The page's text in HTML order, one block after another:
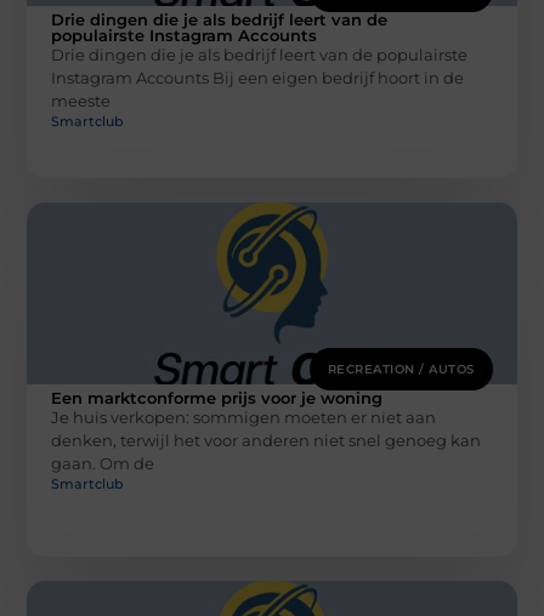
Drie dingen die je als bedrijf leert van de
populairste Instagram Accounts
Drie dingen die je als bedrijf leert van de populairste
Instagram Accounts Bij een eigen bedrijf hoort in de
meeste
Smartclub
RECREATION / AUTOS
Een marktconforme prijs voor je woning
Je huis verkopen: sommigen moeten er niet aan
denken, terwijl het voor anderen niet snel genoeg kan
gaan. Om de
Smartclub